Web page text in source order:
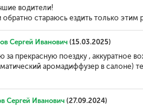
водители!
обратно стараюсь ездить только этим
Сергей Иванович(15.03.2025)
прекрасную поездку , аккуратное
аромадиффузер в салоне)
Сергей Иванович(27.09.2024)